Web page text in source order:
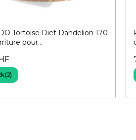
Tortoise Diet Dandelion 170
pour...
(2)